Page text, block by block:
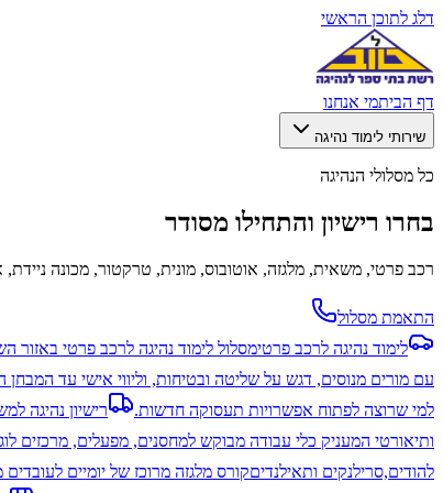
דלג לתוכן הראשי
דף הביתמי אנחנו
שירותי לימוד נהיגה
כל מסלולי הנהיגה
בחרו רישיון והתחילו מסודר
רכב פרטי, משאית, מלגזה, אוטובוס, מונית, טרקטור, מכונה ניידת,
התאמת מסלול
לימוד נהיגה לרכב פרטימסלול לימוד נהיגה לרכב פרטי באזור
עם מורים מנוסים, דגש על שליטה ובטיחות, וליווי אישי עד
למי שרוצה לפתוח אפשרויות תעסוקה חדשות.
רישיון נהיגה
ותיאורטי המעניק כלי עבודה מבוקש למחסנים, מפעלים, מרכזים
להודים,סרילנקים ותאילנדיםקורס מלגזה מרוכז של יומיים